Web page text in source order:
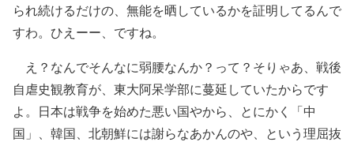
られ続けるだけの、無能を晒しているかを証明してるんで
すわ。ひえーー、ですね。
え？なんでそんなに弱腰なんか？って？そりゃあ、戦後
自虐史観教育が、東大阿呆学部に蔓延していたからです
よ。日本は戦争を始めた悪い国やから、とにかく「中
国」、韓国、北朝鮮には謝らなあかんのや、という理屈抜